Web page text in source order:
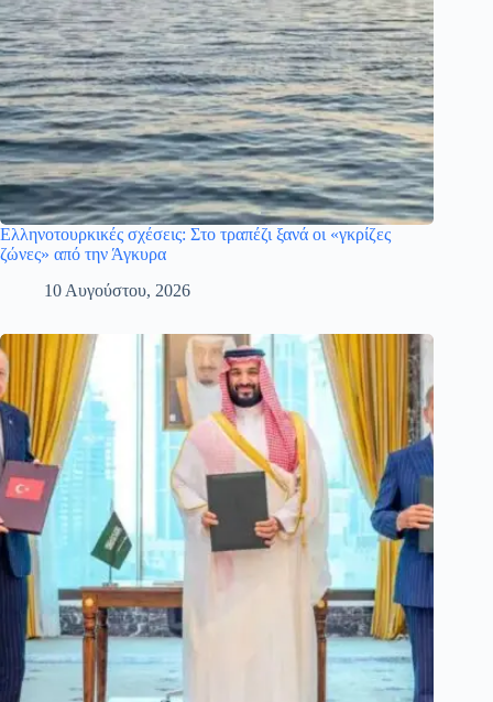
Ελληνοτουρκικές σχέσεις: Στο τραπέζι ξανά οι «γκρίζες
ζώνες» από την Άγκυρα
10 Αυγούστου, 2026